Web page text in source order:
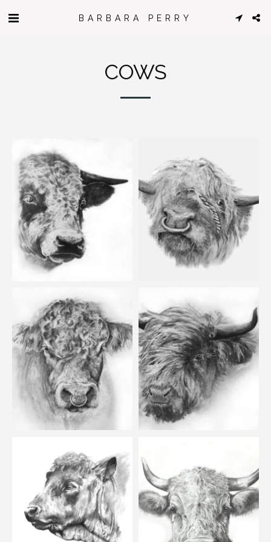
BARBARA PERRY
COWS
Roméo
Angus
Henriette